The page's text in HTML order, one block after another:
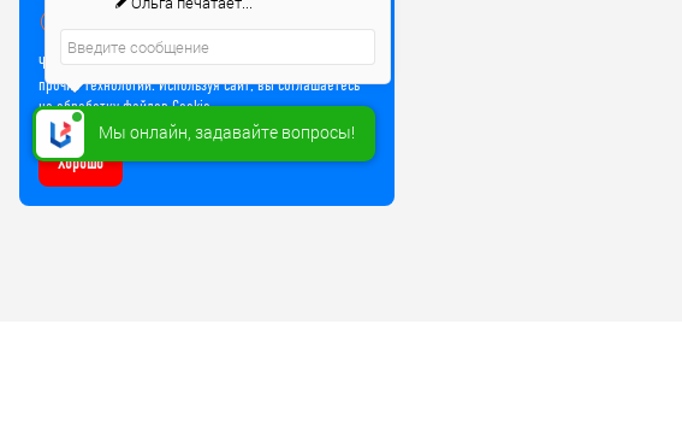
Чтобы улучшить работу сайта, мы используем Cookie и
прочие технологии. Используя сайт, вы соглашаетесь
на обработку файлов Cookie
Хорошо
Мы онлайн, задавайте вопросы!